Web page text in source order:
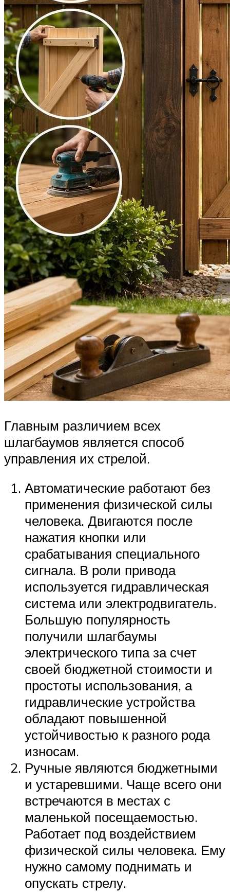
Главным различием всех
шлагбаумов является способ
управления их стрелой.
Автоматические работают без
применения физической силы
человека. Двигаются после
нажатия кнопки или
срабатывания специального
сигнала. В роли привода
используется гидравлическая
система или электродвигатель.
Большую популярность
получили шлагбаумы
электрического типа за счет
своей бюджетной стоимости и
простоты использования, а
гидравлические устройства
обладают повышенной
устойчивостью к разного рода
износам.
Ручные являются бюджетными
и устаревшими. Чаще всего они
встречаются в местах с
маленькой посещаемостью.
Работает под воздействием
физической силы человека. Ему
нужно самому поднимать и
опускать стрелу.